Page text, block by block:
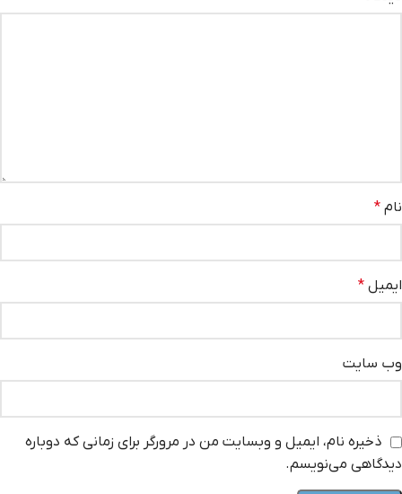
نام *
ایمیل *
وب‌ سایت
ذخیره نام، ایمیل و وبسایت من در مرورگر برای زمانی که دوباره
دیدگاهی می‌نویسم.